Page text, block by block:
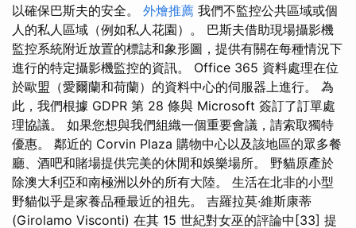
以確保巴斯夫的安全。 外燴推薦 我們不監控公共區域或個
人的私人區域（例如私人花園）。 巴斯夫借助現場攝影機
監控系統附近放置的標誌和象形圖，提供有關在每種情況下
進行的特定攝影機監控的資訊。 Office 365 資料處理在位
於歐盟（愛爾蘭和荷蘭）的資料中心的伺服器上進行。 為
此，我們根據 GDPR 第 28 條與 Microsoft 簽訂了訂單處
理協議。 如果您想與我們組織一個重要會議，請索取獨特
優惠。 鄰近的 Corvin Plaza 購物中心以及該地區的眾多餐
廳、酒吧和賭場提供完美的休閒和娛樂場所。 野貓原產於
除澳大利亞和南極洲以外的所有大陸。 生活在北非的小型
野貓似乎是家養品種最近的祖先。 吉羅拉莫·維斯康蒂
(Girolamo Visconti) 在其 15 世紀對女巫的評論中[33] 提